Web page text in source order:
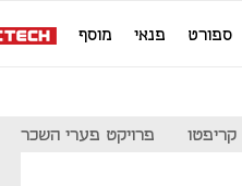
ספורט פנאי מוסף
קריפטו פרויקט פערי השכר